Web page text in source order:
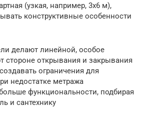
(узкая, например, 3х6 м),
конструктивные особенности
делают линейной, особое
стороне открывания и закрывания
ограничения для
недостатке метража
функциональности, подбирая
и сантехнику